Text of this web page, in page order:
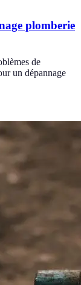
plomberie
de
un dépannage